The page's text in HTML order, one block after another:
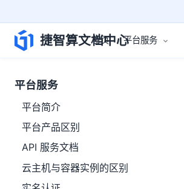
捷智算文档中心
首页 平台服务
平台服务
平台简介
平台产品区别
API 服务文档
云主机与容器实例的区别